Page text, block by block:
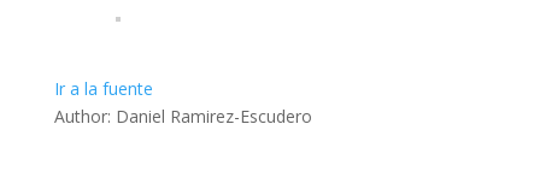
Ir a la fuente
Author: Daniel Ramirez-Escudero